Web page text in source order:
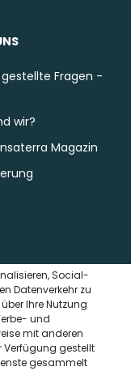
Fragen -
wir?
Magazin
Social-
Datenverkehr zu
Ihre Nutzung
und
mit anderen
Verfügung gestellt
gesammelt